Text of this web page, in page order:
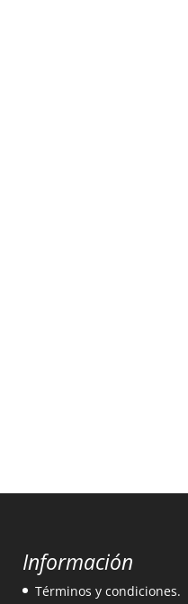
Información
Términos y condiciones.